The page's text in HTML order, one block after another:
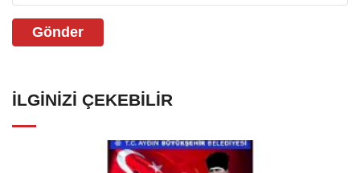
Gönder
İLGINIZI ÇEKEBILIR